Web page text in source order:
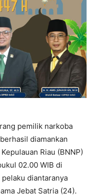
pemilik narkoba
diamankan
Riau (BNNP)
02.00 WIB di
diantaranya
Jebat Satria (24).